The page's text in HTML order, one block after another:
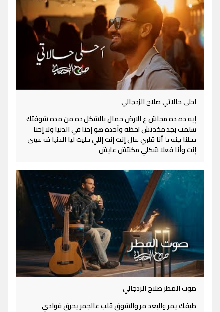
احلى حالاتي صلاح الزدجالي
إيه ده ده مجاش ع الارض جمال بالشكل ده من مده شوفتك
سلمت بجد مخدتش لحظه وآحده هو إحنا في الدنيا ولا إحنا
دخلنا جنه دا أنا قلبي مال إنت إنت إللي حليت ليا الدنيا ف عينى
إنت وأنا فعلا شكلي مكنتش عايش
صوت المطر صلاح الزدجالي
طيفك يمر والبعد مر والشوق قلب عالجمر يحرق فوادي